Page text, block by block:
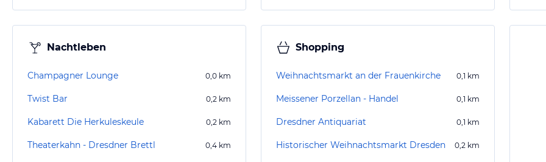
Nachtleben
Champagner Lounge 0,0 km
Twist Bar 0,2 km
Kabarett Die Herkuleskeule 0,2 km
Theaterkahn - Dresdner Brettl 0,4 km
Shopping
Weihnachtsmarkt an der Frauenkirche 0,1 km
Meissener Porzellan - Handel 0,1 km
Dresdner Antiquariat 0,1 km
Historischer Weihnachtsmarkt Dresden 0,2 km